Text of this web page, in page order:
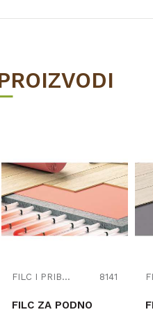
33
1288
245
Kronospan
FILC I PRIBOR 8141
FILC ZA PODNO